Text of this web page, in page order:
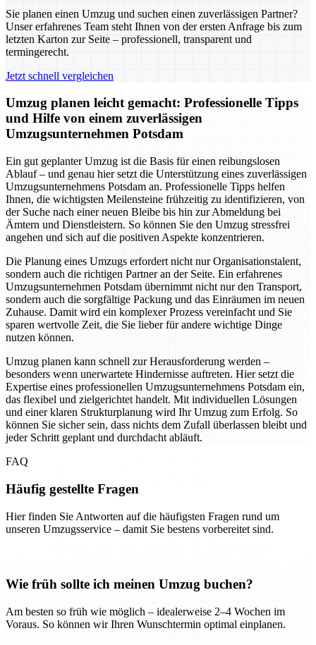
Sie planen einen Umzug und suchen einen zuverlässigen Partner?
Unser erfahrenes Team steht Ihnen von der ersten Anfrage bis zum
letzten Karton zur Seite – professionell, transparent und
termingerecht.
Jetzt schnell vergleichen
Umzug planen leicht gemacht: Professionelle Tipps
und Hilfe von einem zuverlässigen
Umzugsunternehmen Potsdam
Ein gut geplanter Umzug ist die Basis für einen reibungslosen
Ablauf – und genau hier setzt die Unterstützung eines zuverlässigen
Umzugsunternehmens Potsdam an. Professionelle Tipps helfen
Ihnen, die wichtigsten Meilensteine frühzeitig zu identifizieren, von
der Suche nach einer neuen Bleibe bis hin zur Abmeldung bei
Ämtern und Dienstleistern. So können Sie den Umzug stressfrei
angehen und sich auf die positiven Aspekte konzentrieren.
Die Planung eines Umzugs erfordert nicht nur Organisationstalent,
sondern auch die richtigen Partner an der Seite. Ein erfahrenes
Umzugsunternehmen Potsdam übernimmt nicht nur den Transport,
sondern auch die sorgfältige Packung und das Einräumen im neuen
Zuhause. Damit wird ein komplexer Prozess vereinfacht und Sie
sparen wertvolle Zeit, die Sie lieber für andere wichtige Dinge
nutzen können.
Umzug planen kann schnell zur Herausforderung werden –
besonders wenn unerwartete Hindernisse auftreten. Hier setzt die
Expertise eines professionellen Umzugsunternehmens Potsdam ein,
das flexibel und zielgerichtet handelt. Mit individuellen Lösungen
und einer klaren Strukturplanung wird Ihr Umzug zum Erfolg. So
können Sie sicher sein, dass nichts dem Zufall überlassen bleibt und
jeder Schritt geplant und durchdacht abläuft.
FAQ
Häufig gestellte Fragen
Hier finden Sie Antworten auf die häufigsten Fragen rund um
unseren Umzugsservice – damit Sie bestens vorbereitet sind.
Wie früh sollte ich meinen Umzug buchen?
Am besten so früh wie möglich – idealerweise 2–4 Wochen im
Voraus. So können wir Ihren Wunschtermin optimal einplanen.